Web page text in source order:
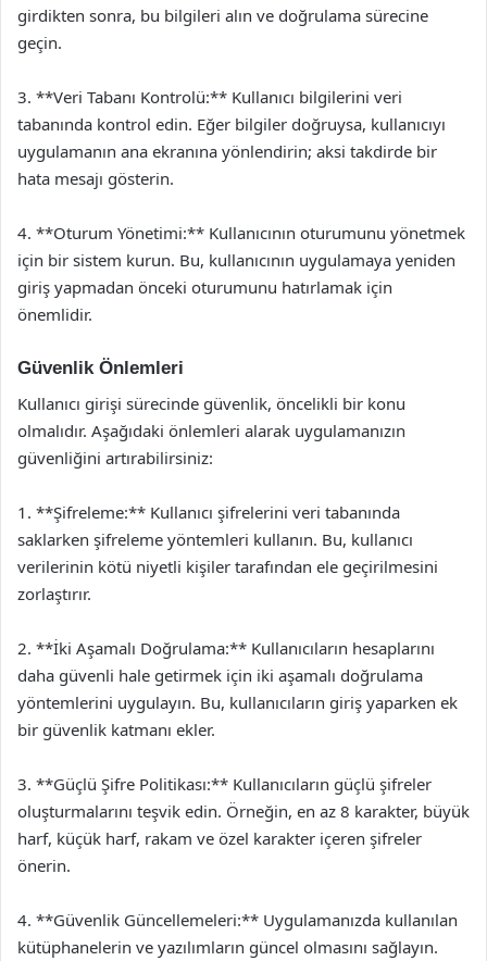
girdikten sonra, bu bilgileri alın ve doğrulama sürecine
geçin.
3. **Veri Tabanı Kontrolü:** Kullanıcı bilgilerini veri
tabanında kontrol edin. Eğer bilgiler doğruysa, kullanıcıyı
uygulamanın ana ekranına yönlendirin; aksi takdirde bir
hata mesajı gösterin.
4. **Oturum Yönetimi:** Kullanıcının oturumunu yönetmek
için bir sistem kurun. Bu, kullanıcının uygulamaya yeniden
giriş yapmadan önceki oturumunu hatırlamak için
önemlidir.
Güvenlik Önlemleri
Kullanıcı girişi sürecinde güvenlik, öncelikli bir konu
olmalıdır. Aşağıdaki önlemleri alarak uygulamanızın
güvenliğini artırabilirsiniz:
1. **Şifreleme:** Kullanıcı şifrelerini veri tabanında
saklarken şifreleme yöntemleri kullanın. Bu, kullanıcı
verilerinin kötü niyetli kişiler tarafından ele geçirilmesini
zorlaştırır.
2. **İki Aşamalı Doğrulama:** Kullanıcıların hesaplarını
daha güvenli hale getirmek için iki aşamalı doğrulama
yöntemlerini uygulayın. Bu, kullanıcıların giriş yaparken ek
bir güvenlik katmanı ekler.
3. **Güçlü Şifre Politikası:** Kullanıcıların güçlü şifreler
oluşturmalarını teşvik edin. Örneğin, en az 8 karakter, büyük
harf, küçük harf, rakam ve özel karakter içeren şifreler
önerin.
4. **Güvenlik Güncellemeleri:** Uygulamanızda kullanılan
kütüphanelerin ve yazılımların güncel olmasını sağlayın.